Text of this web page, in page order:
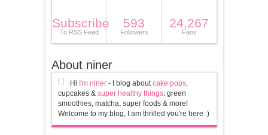
Subscribe
To RSS Feed
593
Followers
24,267
Fans
About niner
Hi I'm niner- I blog aboutcake pops,
cupcakes & super healthy things: green
smoothies, matcha, super foods & more!
Welcome to my blog, I am thrilled you're here :)